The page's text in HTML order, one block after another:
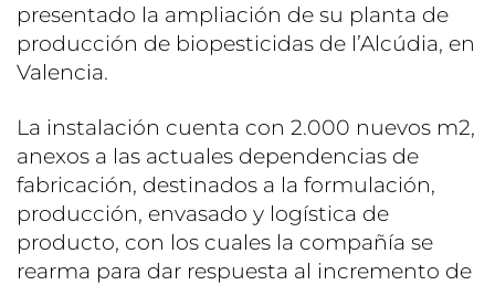
presentado la ampliación de su planta de
producción de biopesticidas de l’Alcúdia, en
Valencia.
La instalación cuenta con 2.000 nuevos m2,
anexos a las actuales dependencias de
fabricación, destinados a la formulación,
producción, envasado y logística de
producto, con los cuales la compañía se
rearma para dar respuesta al incremento de